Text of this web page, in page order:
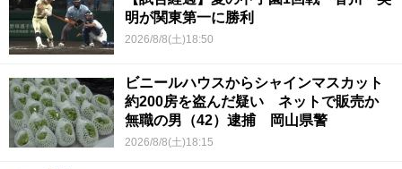
明が関東第一に勝利
2026/8/8(土)18:50
ビニールハウスからシャインマスカット
約200房を盗んだ疑い ネットで販売か
無職の男（42）逮捕 岡山県警
2026/8/8(土)18:15